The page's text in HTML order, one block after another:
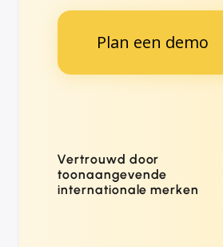
Plan een demo
Vertrouwd door
toonaangevende
internationale merken